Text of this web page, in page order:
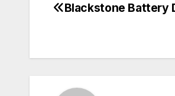
Navigazione
Blackstone Battery